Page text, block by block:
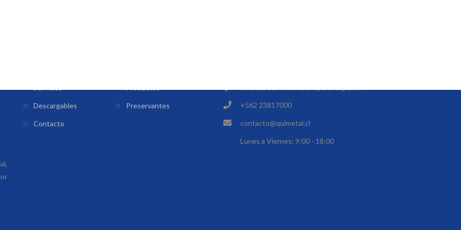
Descargables Preservantes
Contacto
+562 23817000
contacto@quimetal.cl
Lunes a Viernes: 9:00 - 18:00